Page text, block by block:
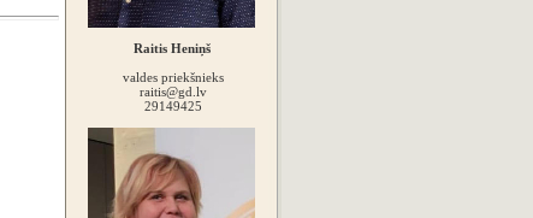
Raitis Heniņš
valdes priekšnieks
raitis@gd.lv
29149425